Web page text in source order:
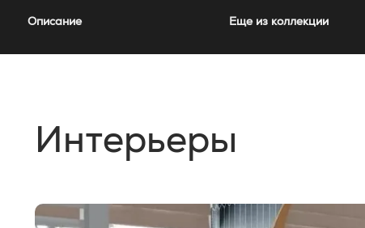
Описание Еще из коллекции
Интерьеры